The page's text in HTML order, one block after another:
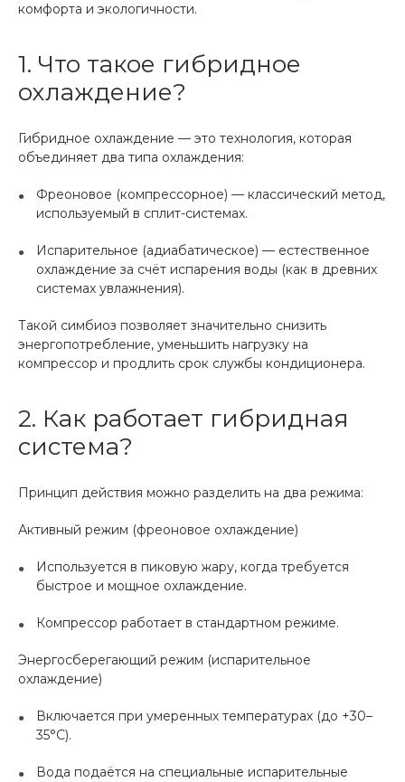
комфорта и экологичности.
1. Что такое гибридное
охлаждение?
Гибридное охлаждение — это технология, которая
объединяет два типа охлаждения:
Фреоновое (компрессорное) — классический метод,
используемый в сплит-системах.
Испарительное (адиабатическое) — естественное
охлаждение за счёт испарения воды (как в древних
системах увлажнения).
Такой симбиоз позволяет значительно снизить
энергопотребление, уменьшить нагрузку на
компрессор и продлить срок службы кондиционера.
2. Как работает гибридная
система?
Принцип действия можно разделить на два режима:
Активный режим (фреоновое охлаждение)
Используется в пиковую жару, когда требуется
быстрое и мощное охлаждение.
Компрессор работает в стандартном режиме.
Энергосберегающий режим (испарительное
охлаждение)
Включается при умеренных температурах (до +30–
35°C).
Вода подаётся на специальные испарительные